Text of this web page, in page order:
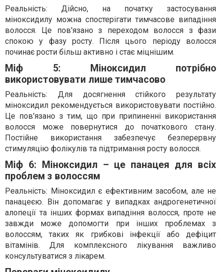
Реальність: Дійсно, на початку застосування
міноксидилу можна спостерігати тимчасове випадіння
волосся. Це пов'язано з переходом волосся з фази
спокою у фазу росту. Після цього періоду волосся
починає рости більш активно і стає міцнішим.
Міф 5: Міноксидил потрібно
використовувати лише тимчасово
Реальність: Для досягнення стійкого результату
міноксидил рекомендується використовувати постійно.
Це пов'язано з тим, що при припиненні використання
волосся може повернутися до початкового стану.
Постійне використання забезпечує безперервну
стимуляцію фолікулів та підтримання росту волосся.
Міф 6: Міноксидил – це панацея для всіх
проблем з волоссям
Реальність: Міноксидил є ефективним засобом, але не
панацеєю. Він допомагає у випадках андрогенетичної
алопеції та інших формах випадіння волосся, проте не
завжди може допомогти при інших проблемах з
волоссям, таких як грибкові інфекції або дефіцит
вітамінів. Для комплексного лікування важливо
консультуватися з лікарем.